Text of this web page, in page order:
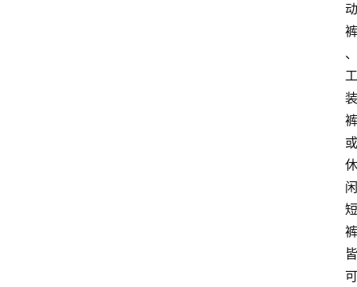
动
裤
、
工
装
裤
或
休
闲
短
裤
皆
可